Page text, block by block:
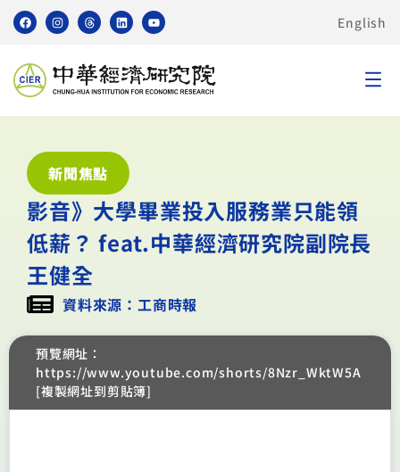
English
新聞焦點
影音》大學畢業投入服務業只能領
低薪？ feat.中華經濟研究院副院長
王健全
資料來源：工商時報
預覽網址：
https://www.youtube.com/shorts/8Nzr_WktW5A
[複製網址到剪貼簿]